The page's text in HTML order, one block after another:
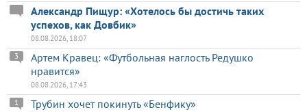
Александр Пищур: «Хотелось бы достичь таких
успехов, как Довбик»
08.08.2026, 18:07
Артем Кравец: «Футбольная наглость Редушко
нравится»
3
08.08.2026, 17:43
Трубин хочет покинуть «Бенфику»
1